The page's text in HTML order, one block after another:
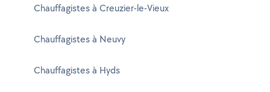
Chauffagistes à Creuzier-le-Vieux
Chauffagistes à Neuvy
Chauffagistes à Hyds